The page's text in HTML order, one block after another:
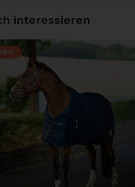
interessieren